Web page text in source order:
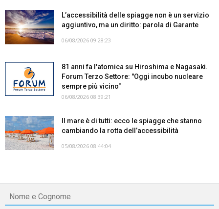
L’accessibilità delle spiagge non è un servizio
aggiuntivo, ma un diritto: parola di Garante
06/08/2026 09:28:23
81 anni fa l'atomica su Hiroshima e Nagasaki.
Forum Terzo Settore: "Oggi incubo nucleare
sempre più vicino"
06/08/2026 08:39:21
Il mare è di tutti: ecco le spiagge che stanno
cambiando la rotta dell’accessibilità
05/08/2026 08:44:04